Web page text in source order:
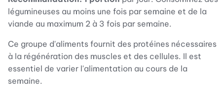
légumineuses au moins une fois par semaine et de la
viande au maximum 2 à 3 fois par semaine.
Ce groupe d'aliments fournit des protéines nécessaires
à la régénération des muscles et des cellules. Il est
essentiel de varier l'alimentation au cours de la
semaine.